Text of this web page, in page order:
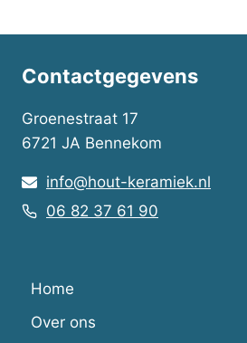
Contactgegevens
Groenestraat 17
6721 JA Bennekom
info@hout-keramiek.nl
06 82 37 61 90
Home
Over ons